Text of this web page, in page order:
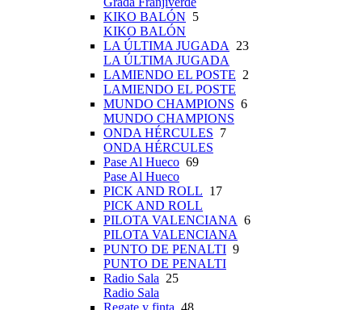
KIKO BALÓN 5
KIKO BALÓN
LA ÚLTIMA JUGADA
23
LA ÚLTIMA JUGADA
LAMIENDO EL POSTE 2
LAMIENDO EL POSTE
MUNDO CHAMPIONS 6
MUNDO CHAMPIONS
ONDA HÉRCULES 7
ONDA HÉRCULES
Pase Al Hueco 69
Pase Al Hueco
PICK AND ROLL 17
PICK AND ROLL
PILOTA VALENCIANA 6
PILOTA VALENCIANA
PUNTO DE PENALTI 9
PUNTO DE PENALTI
Radio Sala 25
Radio Sala